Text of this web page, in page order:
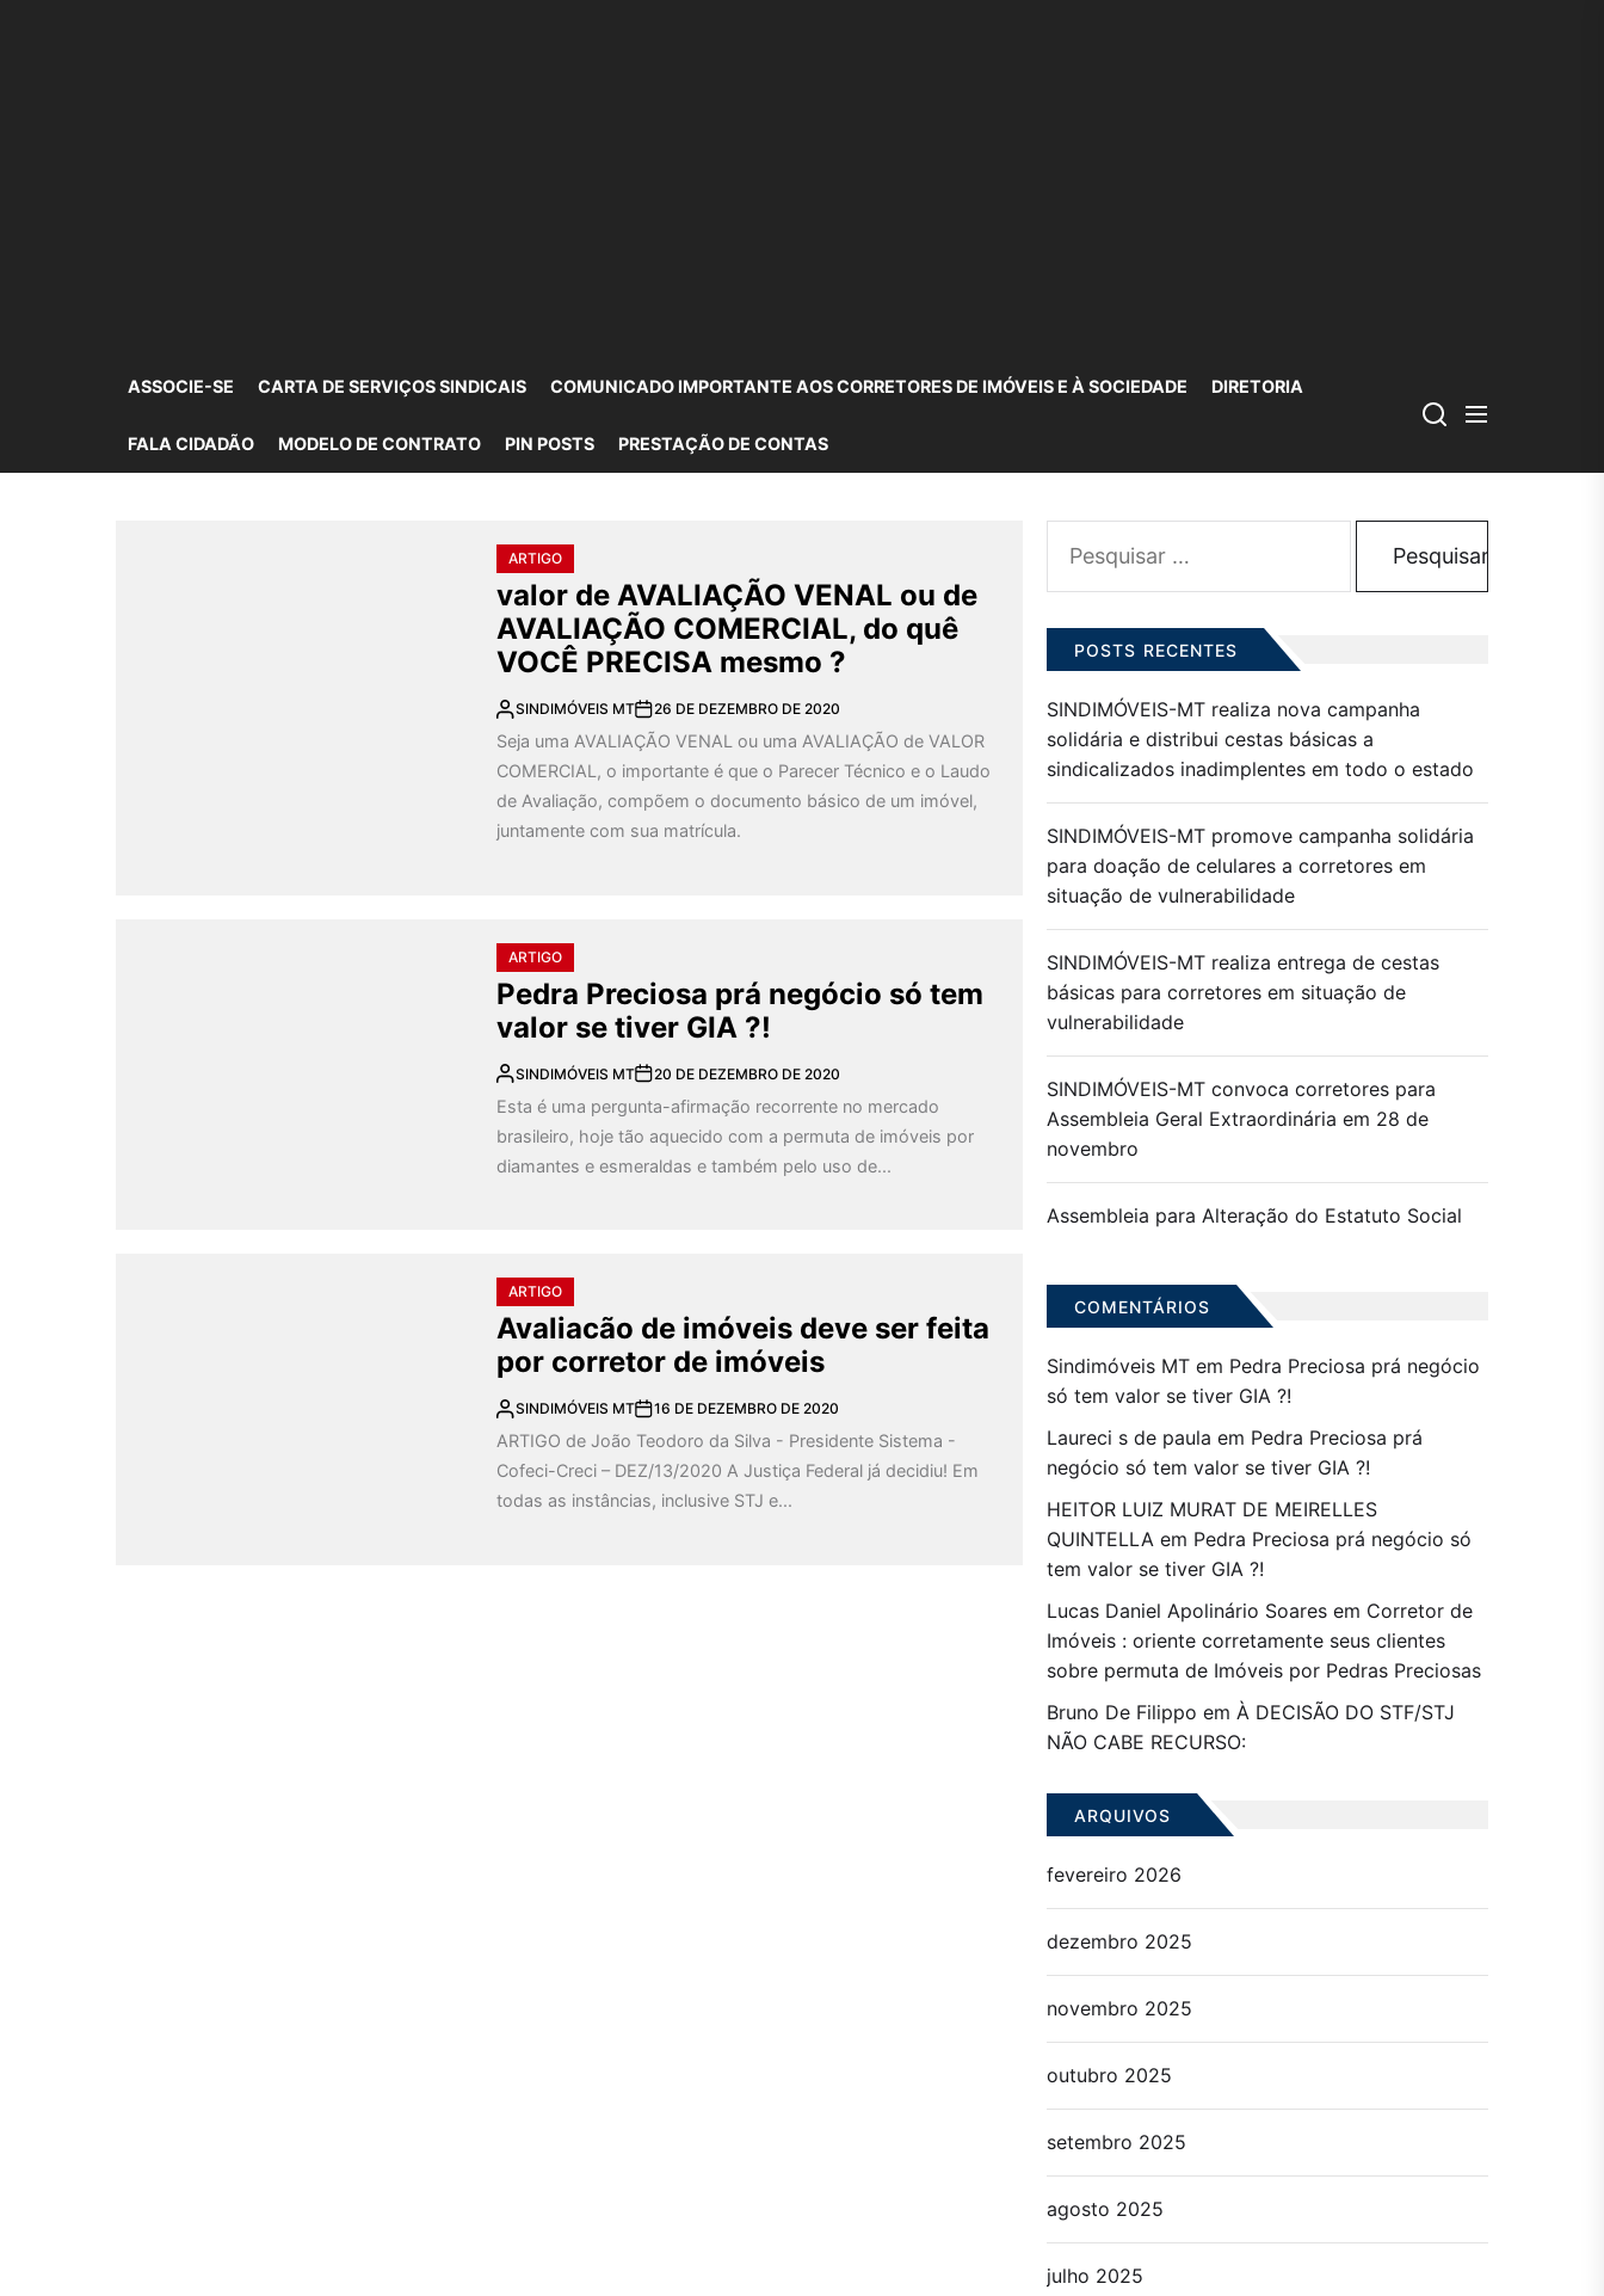
ASSOCIE-SE CARTA DE SERVIÇOS SINDICAIS COMUNICADO IMPORTANTE AOS CORRETORES DE IMÓVEIS E À SOCIEDADE DIRETORIA
FALA CIDADÃO MODELO DE CONTRATO PIN POSTS PRESTAÇÃO DE CONTAS
ARTIGO
valor de AVALIAÇÃO VENAL ou de
AVALIAÇÃO COMERCIAL, do quê
VOCÊ PRECISA mesmo ?
SINDIMÓVEIS MT 26 DE DEZEMBRO DE 2020
Seja uma AVALIAÇÃO VENAL ou uma AVALIAÇÃO de VALOR
COMERCIAL, o importante é que o Parecer Técnico e o Laudo
de Avaliação, compõem o documento básico de um imóvel,
juntamente com sua matrícula.
ARTIGO
Pedra Preciosa prá negócio só tem
valor se tiver GIA ?!
SINDIMÓVEIS MT 20 DE DEZEMBRO DE 2020
Esta é uma pergunta-afirmação recorrente no mercado
brasileiro, hoje tão aquecido com a permuta de imóveis por
diamantes e esmeraldas e também pelo uso de...
ARTIGO
Avaliacão de imóveis deve ser feita
por corretor de imóveis
SINDIMÓVEIS MT 16 DE DEZEMBRO DE 2020
ARTIGO de João Teodoro da Silva - Presidente Sistema -
Cofeci-Creci – DEZ/13/2020 A Justiça Federal já decidiu! Em
todas as instâncias, inclusive STJ e...
por:
POSTS RECENTES
SINDIMÓVEIS-MT realiza nova campanha
solidária e distribui cestas básicas a
sindicalizados inadimplentes em todo o estado
SINDIMÓVEIS-MT promove campanha solidária
para doação de celulares a corretores em
situação de vulnerabilidade
SINDIMÓVEIS-MT realiza entrega de cestas
básicas para corretores em situação de
vulnerabilidade
SINDIMÓVEIS-MT convoca corretores para
Assembleia Geral Extraordinária em 28 de
novembro
Assembleia para Alteração do Estatuto Social
COMENTÁRIOS
Sindimóveis MT em Pedra Preciosa prá negócio
só tem valor se tiver GIA ?!
Laureci s de paula em Pedra Preciosa prá
negócio só tem valor se tiver GIA ?!
HEITOR LUIZ MURAT DE MEIRELLES
QUINTELLA em Pedra Preciosa prá negócio só
tem valor se tiver GIA ?!
Lucas Daniel Apolinário Soares em Corretor de
Imóveis : oriente corretamente seus clientes
sobre permuta de Imóveis por Pedras Preciosas
Bruno De Filippo em À DECISÃO DO STF/STJ
NÃO CABE RECURSO:
ARQUIVOS
fevereiro 2026
dezembro 2025
novembro 2025
outubro 2025
setembro 2025
agosto 2025
julho 2025